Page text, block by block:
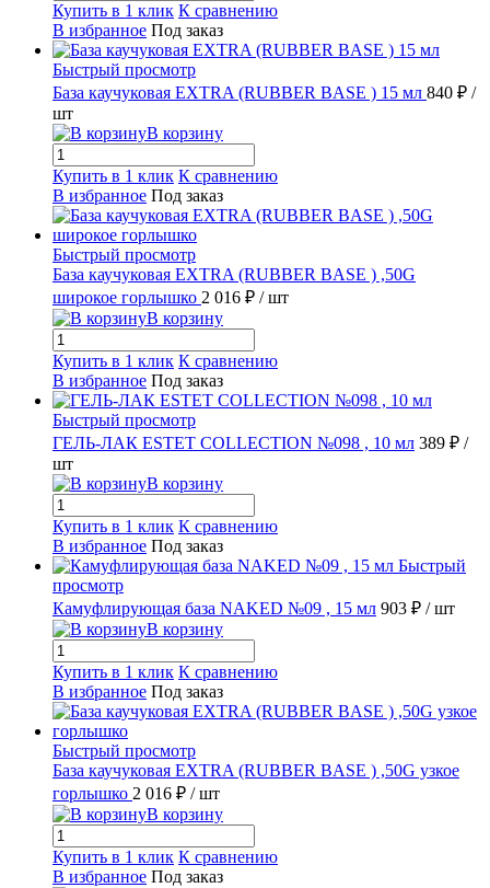
Купить в 1 клик К сравнению
В избранное Под заказ
Быстрый просмотр
База каучуковая EXTRA (RUBBER BASE ) 15 мл 840 ₽ /
шт
В корзину
Купить в 1 клик К сравнению
В избранное Под заказ
Быстрый просмотр
База каучуковая EXTRA (RUBBER BASE ) ,50G
широкое горлышко 2 016 ₽ / шт
В корзину
Купить в 1 клик К сравнению
В избранное Под заказ
Быстрый просмотр
ГЕЛЬ-ЛАК ESTET COLLECTION №098 , 10 мл 389 ₽ /
шт
В корзину
Купить в 1 клик К сравнению
В избранное Под заказ
Быстрый
просмотр
Камуфлирующая база NAKED №09 , 15 мл 903 ₽ / шт
В корзину
Купить в 1 клик К сравнению
В избранное Под заказ
Быстрый просмотр
База каучуковая EXTRA (RUBBER BASE ) ,50G узкое
горлышко 2 016 ₽ / шт
В корзину
Купить в 1 клик К сравнению
В избранное Под заказ